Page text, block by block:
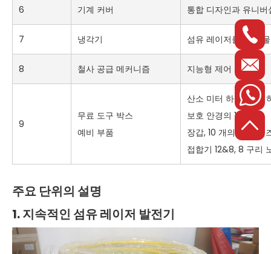
6 기계 커버 통합 디자인과 유니
7 냉각기 섬유 레이저를 위한
8 철사 공급 메커니즘 지능형 제어 시스템
9
무료 도구 박스
예비 부품
산소 미터 하나, 열쇠
보호 안경의 1개, 1개
장갑, 10 개의 보호 렌
접합기 12&8, 8 구리
주요 단위의 설명
1. 지속적인 섬유 레이저 발전기